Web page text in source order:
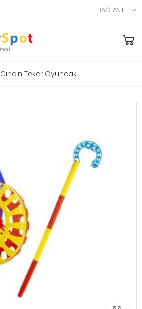
BAĞLANTI
Teker Oyuncak